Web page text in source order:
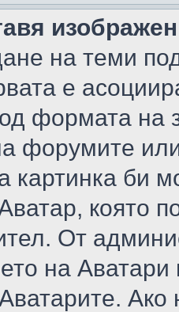
на теми
е
формата на
форумите
картинка би
която
От
на